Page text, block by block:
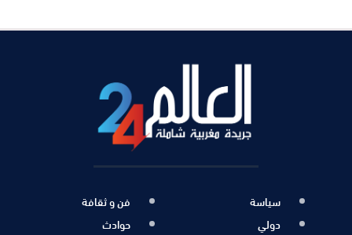
سياسة
دولي
فن و ثقافة
حوادث